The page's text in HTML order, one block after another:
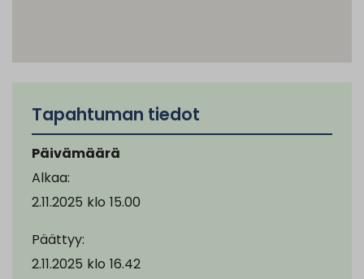
Tapahtuman tiedot
Päivämäärä
Alkaa:
2.11.2025 klo 15.00
Päättyy:
2.11.2025 klo 16.42